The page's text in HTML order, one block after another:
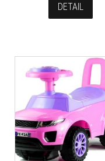
DETAIL